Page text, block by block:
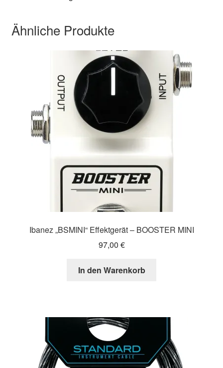
Ähnliche Produkte
Ibanez „BSMINI“ Effektgerät – BOOSTER MINI
97,00 €
In den Warenkorb